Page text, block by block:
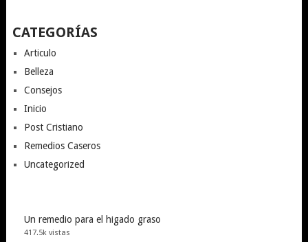
CATEGORÍAS
Articulo
Belleza
Consejos
Inicio
Post Cristiano
Remedios Caseros
Uncategorized
Un remedio para el higado graso
417.5k vistas